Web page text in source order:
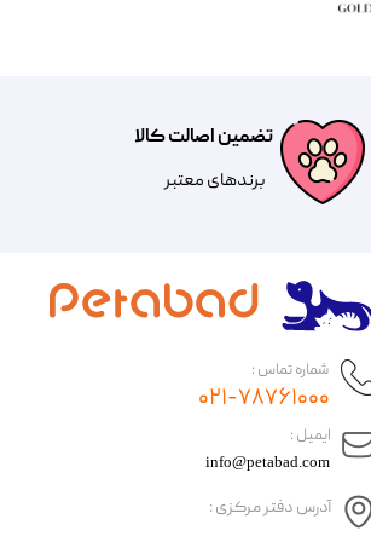
تضمین اصالت کالا
​​برندهای معتبر​​​​​​​
​ایمیل :
آدرس دفتر مرکزی :
info@petabad.com
شماره تماس :
۰۲۱-۷۸۷۶۱۰۰۰